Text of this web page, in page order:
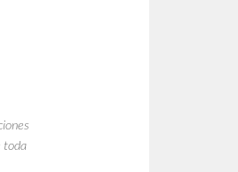
toda